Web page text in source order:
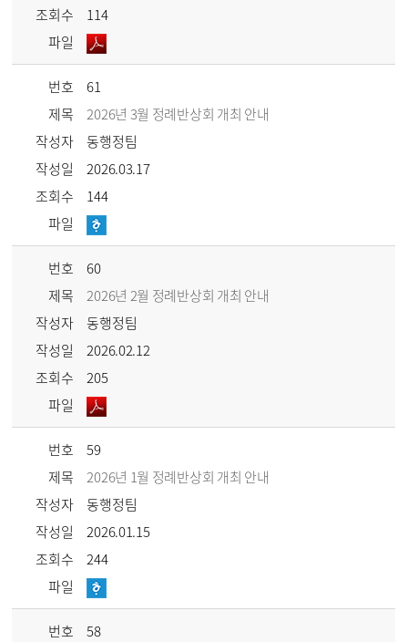
조회수
114
파일
번호
61
제목
2026년 3월 정례반상회 개최 안내
작성자
동행정팀
작성일
2026.03.17
조회수
144
파일
번호
60
제목
2026년 2월 정례반상회 개최 안내
작성자
동행정팀
작성일
2026.02.12
조회수
205
파일
번호
59
제목
2026년 1월 정례반상회 개최 안내
작성자
동행정팀
작성일
2026.01.15
조회수
244
파일
번호
58